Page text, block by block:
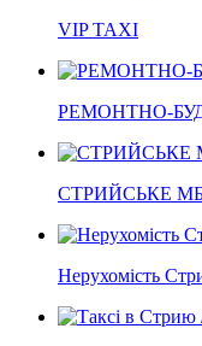
VIP TAXI
РЕМОНТНО-
СТРИЙСЬКЕ
Нерухомість